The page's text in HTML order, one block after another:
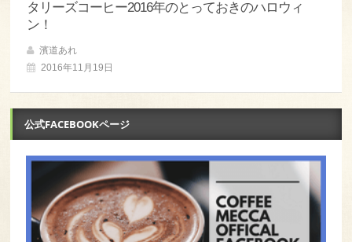
タリーズコーヒー2016年のとっておきのハロウィ
ン！
濱道あれ
2016年11月19日
公式FACEBOOKページ